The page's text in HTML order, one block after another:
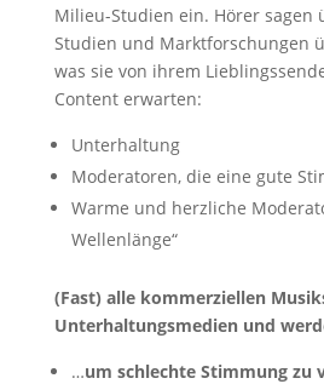
Milieu-Studien ein. Hörer sagen
Studien und Marktforschungen
was sie von ihrem
Content erwarten:
Unterhaltung
Moderatoren, die eine gute
Warme und herzliche
Wellenlänge“
(Fast) alle kommerziellen
Unterhaltungsmedien und
…um schlechte Stimmung zu